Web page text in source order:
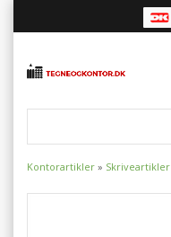
Kontorartikler » Skriveartikler